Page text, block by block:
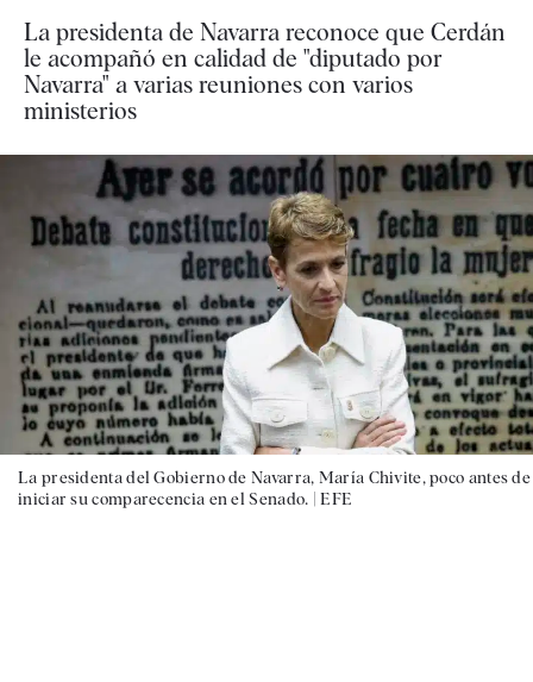
La presidenta de Navarra reconoce que Cerdán
le acompañó en calidad de "diputado por
Navarra" a varias reuniones con varios
ministerios
La presidenta del Gobierno de Navarra, María Chivite, poco antes de
iniciar su comparecencia en el Senado. |EFE